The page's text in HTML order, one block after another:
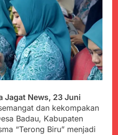
ADE SEBUT
PENYELENGGARAAN
SANGAT BAIK
Juli 22, 2024
Terungkap Dalang
Pemasok BHP Alkes ke
Puskesmas-
Puskesmas se-
kabupaten Sukabumi
selama 7 Tahun.
Juli 22, 2024
Warga Tersenyum
Bahagia Saat Satgas
Yonif 310/KK Bagikan
Puluhan Pakaian
Juli 22, 2024
Sukabumi terlibat
dalam pengadaan obat
akan kadaluarsa di
puskesmas.
Juli 22, 2024
Menkes diharap sidak
ke Dinkes dan keseluruh
Jagat News, 23 Juni
dan kekompakan
Badau, Kabupaten
“Terong Biru” menjadi